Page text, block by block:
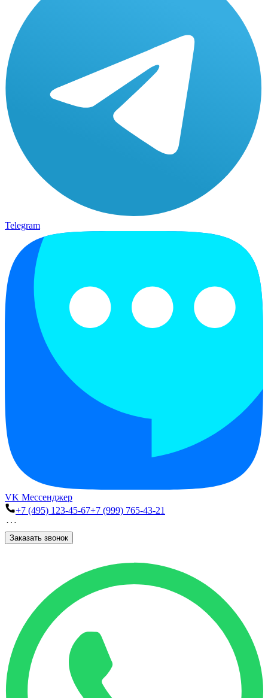
Telegram
VK Мессенджер
+7 (495) 123-45-67+7 (999) 765-43-21
Заказать звонок